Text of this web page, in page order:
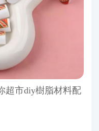
超市diy樹脂材料配